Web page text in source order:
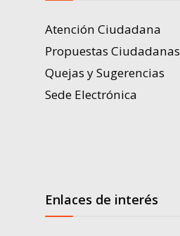
Atención Ciudadana
Propuestas Ciudadanas
Quejas y Sugerencias
Sede Electrónica
Enlaces de interés